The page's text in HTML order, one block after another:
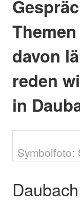
davon
reden
in
Symbolfoto: